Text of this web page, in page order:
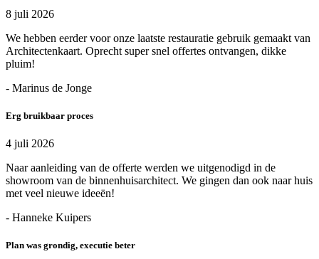
8 juli 2026
We hebben eerder voor onze laatste restauratie gebruik gemaakt van
Architectenkaart. Oprecht super snel offertes ontvangen, dikke
pluim!
- Marinus de Jonge
Erg bruikbaar proces
4 juli 2026
Naar aanleiding van de offerte werden we uitgenodigd in de
showroom van de binnenhuisarchitect. We gingen dan ook naar huis
met veel nieuwe ideeën!
- Hanneke Kuipers
Plan was grondig, executie beter